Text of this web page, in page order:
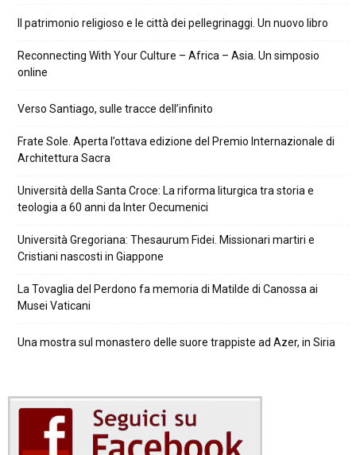
Il patrimonio religioso e le città dei pellegrinaggi. Un nuovo libro
Reconnecting With Your Culture – Africa – Asia. Un simposio
online
Verso Santiago, sulle tracce dell’infinito
Frate Sole. Aperta l’ottava edizione del Premio Internazionale di
Architettura Sacra
Università della Santa Croce: La riforma liturgica tra storia e
teologia a 60 anni da Inter Oecumenici
Università Gregoriana: Thesaurum Fidei. Missionari martiri e
Cristiani nascosti in Giappone
La Tovaglia del Perdono fa memoria di Matilde di Canossa ai
Musei Vaticani
Una mostra sul monastero delle suore trappiste ad Azer, in Siria